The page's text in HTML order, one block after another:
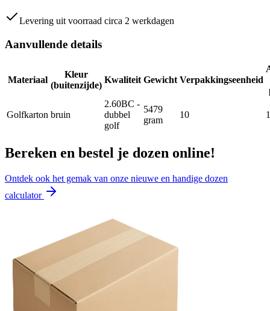
Levering uit voorraad circa 2 werkdagen
Aanvullende details
Materiaal
Kleur
(buitenzijde)
Kwaliteit Gewicht Verpakkingseenheid
Golfkarton bruin
2.60BC -
dubbel
golf
5479
gram
10
Bereken en bestel je dozen online!
Ontdek ook het gemak van onze nieuwe en handige dozen
calculator